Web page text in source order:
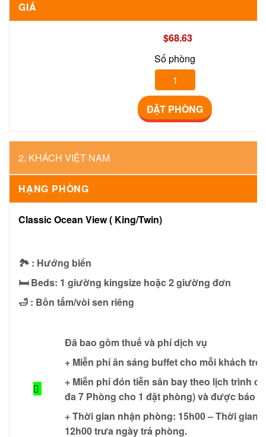
GIÁ
$68.63
Số phòng
ĐẶT PHÒNG
2. KHÁCH VIỆT NAM
HẠNG PHÒNG
Classic Ocean View ( King/Twin)
🏞 : Hướng biển
🛏 Beds: 1 giường kingsize hoặc 2 giường đơn
🛁 : Bồn tắm/vòi sen riêng
Đã bao gồm thuế và phí dịch vụ
+ Miễn phí ăn sáng buffet cho mỗi khách
+ Miễn phí đón tiễn sân bay theo lịch trình
đa 7 Phòng cho 1 đặt phòng) và được báo
+ Thời gian nhận phòng: 15h00 – Thời gian
12h00 trưa ngày trả phòng.